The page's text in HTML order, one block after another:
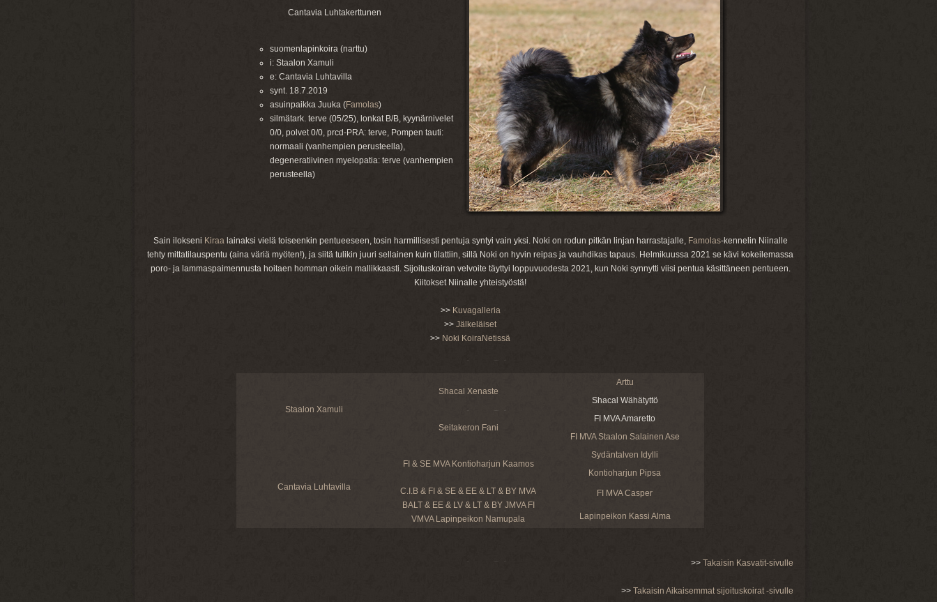
Cantavia Luhtakerttunen
suomenlapinkoira (narttu)
i: Staalon Xamuli
e: Cantavia Luhtavilla
synt. 18.7.2019
asuinpaikka Juuka (Famolas)
silmätark. terve (05/25), lonkat B/B, kyynärnivelet
0/0, polvet 0/0, prcd-PRA: terve, Pompen tauti:
normaali (vanhempien perusteella),
degeneratiivinen myelopatia: terve (vanhempien
perusteella)
Sain ilokseni Kiraalainaksi vielä toiseenkin pentueeseen, tosin harmillisesti pentuja syntyi vain yksi. Noki on rodun pitkän linjan harrastajalle, Famolas-kennelin Niinalle
tehty mittatilauspentu (aina väriä myöten!), ja siitä tulikin juuri sellainen kuin tilattiin, sillä Noki on hyvin reipas ja vauhdikas tapaus. Helmikuussa 2021 se kävi kokeilemassa
poro- ja lammaspaimennusta hoitaen homman oikein mallikkaasti. Sijoituskoiran velvoite täyttyi loppuvuodesta 2021, kun Noki synnytti viisi pentua käsittäneen pentueen.
Kiitokset Niinalle yhteistyöstä!
>> Kuvagalleria
>> Jälkeläiset
>> Noki KoiraNetissä
Staalon Xamuli
Shacal Xenaste
Arttu
Shacal Wähätyttö
Seitakeron Fani
FI MVA Amaretto
FI MVA Staalon Salainen Ase
Cantavia Luhtavilla
FI & SE MVA Kontioharjun Kaamos
Sydäntalven Idylli
Kontioharjun Pipsa
C.I.B & FI & SE & EE & LT & BY MVA
BALT & EE & LV & LT & BY JMVA FI
VMVA Lapinpeikon Namupala
FI MVA Casper
Lapinpeikon Kassi Alma
>> Takaisin Kasvatit-sivulle
>> Takaisin Aikaisemmat sijoituskoirat -sivulle